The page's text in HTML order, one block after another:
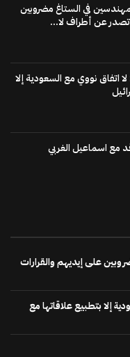
في الستاغ مضروبين
تصدر عن أطراف لا...
اتفاق نووي مع السعودية إلا
مع اسماعيل الغربي
على إيديهم والقرارات
إلا بتطبيع علاقاتها مع